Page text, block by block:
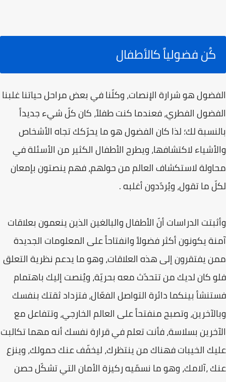
كُن فضولياً كالأطفال
الفضول هو شرارة الإنصات، وكلّنا في بعض مراحل حياتنا غلبنا
الفضول الفطري، فعندما كنت طفلاً، كان كلّ شيء جديداً
بالنسبة لك؛ لذا كان الفضول هو ما يحرّكك تجاه الأشخاص
والأشياء لاكتشافها، ويطرح الأطفال الكثير من الأسئلة في
محاولة لاستكشاف العالم من حولهم، فهم ينصتون بإمعان
لكلّ ما تقول، ويُردّدون أغلبه .
وأثبتت الدراسات أنّ الأطفال والبالغين الذين ينعمون بعلاقات
آمنة يكونون أكثر فضولاً وانفتاحاً على المعلومات الجديدة
ممن يفتقرون إلى هذه العلاقات، وهو ما يدعم نظرية التعلق
فلو كان لديك من تتحدّث معه بحريّة، ويُنصت إليك باهتمام
فستنشأ بينكما دائرة التواصل الفعّال، فتزداد ثقتك بنفسك
وبالآخرين، وتصبح منفتحاً على العالم الخارجي، وتتفاعل مع
الآخرين بسلاسة، فأنت تعلم في قرارة نفسك أنه مهما تكالبت
عليك الخيبات فهناك من ينتظرك، ليخفّف عنك حمولك، وينزع
عنك ،آلامك، وهو ما نسمّيه ركيزة الأمان التي تشكّل حصن